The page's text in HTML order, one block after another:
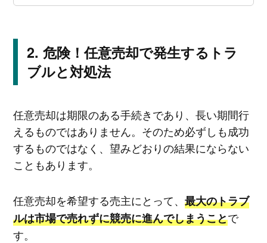
危険！任意売却で発生するトラ
ブルと対処法
任意売却は期限のある手続きであり、長い期間行
えるものではありません。そのため必ずしも成功
するものではなく、望みどおりの結果にならない
こともあります。
任意売却を希望する売主にとって、 最大のトラブ
ルは市場で売れずに競売に進んでしまうことで
す。